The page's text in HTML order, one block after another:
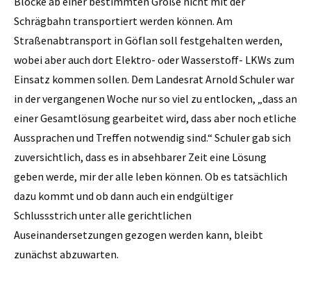
Schrägbahn transportiert werden können. Am
Straßenabtransport in Göflan soll festgehalten werden,
wobei aber auch dort Elektro- oder Wasserstoff- LKWs zum
Einsatz kommen sollen. Dem Landesrat Arnold Schuler war
in der vergangenen Woche nur so viel zu entlocken, „dass an
einer Gesamtlösung gearbeitet wird, dass aber noch etliche
Aussprachen und Treffen notwendig sind.“ Schuler gab sich
zuversichtlich, dass es in absehbarer Zeit eine Lösung
geben werde, mir der alle leben können. Ob es tatsächlich
dazu kommt und ob dann auch ein endgültiger
Schlussstrich unter alle gerichtlichen
Auseinandersetzungen gezogen werden kann, bleibt
zunächst abzuwarten.